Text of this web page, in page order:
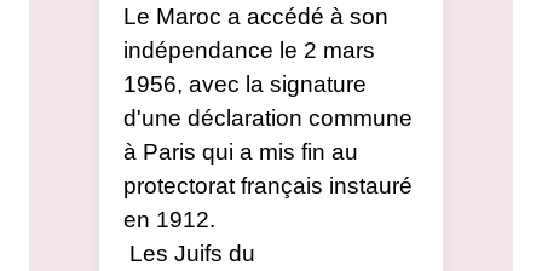
Le Maroc a accédé à son
indépendance le 2 mars
1956, avec la signature
d'une déclaration commune
à Paris qui a mis fin au
protectorat français instauré
en 1912.
Les Juifs du